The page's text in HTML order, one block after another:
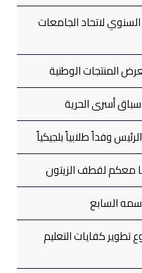
لاتحاد الجامعات
المنتجات الوطنية
أسرى الحرية
وفداً طلابياً بلجيكياً
معكم لقطف الزيتون
السابع
كفايات التعليم